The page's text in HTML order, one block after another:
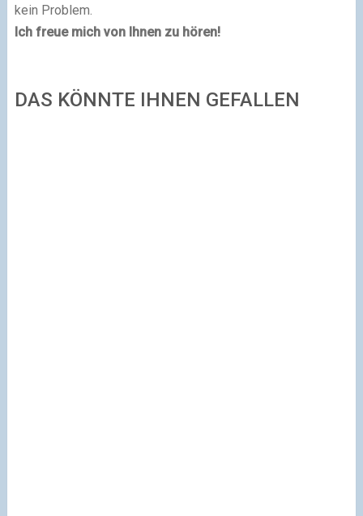
kein Problem.
Ich freue mich von Ihnen zu hören!
DAS KÖNNTE IHNEN GEFALLEN